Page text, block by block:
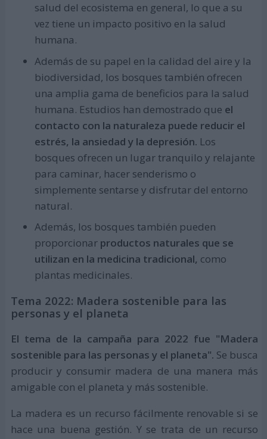
salud del ecosistema en general, lo que a su
vez tiene un impacto positivo en la salud
humana.
Además de su papel en la calidad del aire y la
biodiversidad, los bosques también ofrecen
una amplia gama de beneficios para la salud
humana. Estudios han demostrado que el
contacto con la naturaleza puede reducir el
estrés, la ansiedad y la depresión. Los
bosques ofrecen un lugar tranquilo y relajante
para caminar, hacer senderismo o
simplemente sentarse y disfrutar del entorno
natural.
Además, los bosques también pueden
proporcionar productos naturales que se
utilizan en la medicina tradicional, como
plantas medicinales.
Tema 2022: Madera sostenible para las
personas y el planeta
El tema de la campaña para 2022 fue "Madera
sostenible para las personas y el planeta". Se busca
producir y consumir madera de una manera más
amigable con el planeta y más sostenible.
La madera es un recurso fácilmente renovable si se
hace una buena gestión. Y se trata de un recurso